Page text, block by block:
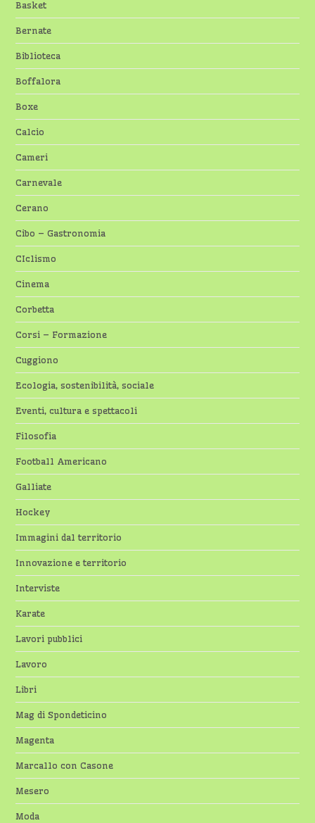
Basket
Bernate
Biblioteca
Boffalora
Boxe
Calcio
Cameri
Carnevale
Cerano
Cibo – Gastronomia
CIclismo
Cinema
Corbetta
Corsi – Formazione
Cuggiono
Ecologia, sostenibilità, sociale
Eventi, cultura e spettacoli
Filosofia
Football Americano
Galliate
Hockey
Immagini dal territorio
Innovazione e territorio
Interviste
Karate
Lavori pubblici
Lavoro
Libri
Mag di Spondeticino
Magenta
Marcallo con Casone
Mesero
Moda